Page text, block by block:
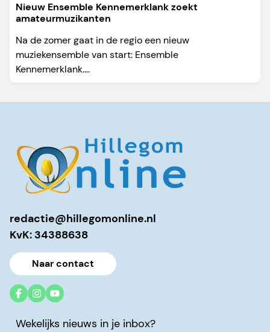
Nieuw Ensemble Kennemerklank zoekt
amateurmuzikanten
Na de zomer gaat in de regio een nieuw
muziekensemble van start: Ensemble
Kennemerklank....
redactie@hillegomonline.nl
KvK: 34388638
Naar contact
Wekelijks nieuws in je inbox?